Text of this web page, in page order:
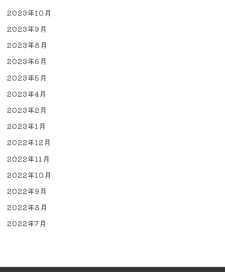
2023年10月
2023年9月
2023年8月
2023年6月
2023年5月
2023年4月
2023年2月
2023年1月
2022年12月
2022年11月
2022年10月
2022年9月
2022年8月
2022年7月